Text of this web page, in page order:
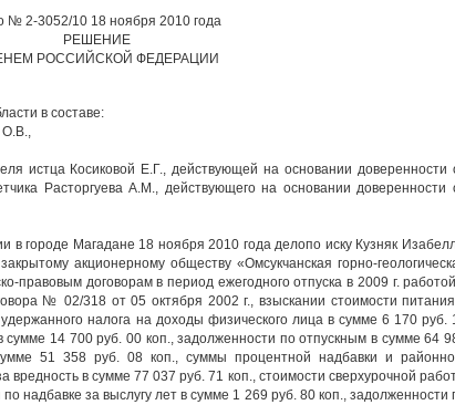
№ 2-3052/10 18 ноября 2010 года
РЕШЕНИЕ
РОССИЙСКОЙ ФЕДЕРАЦИИ
в составе:
О.В.,
истца Косиковой Е.Г., действующей на основании доверенности
Расторгуева А.М., действующего на основании доверенности
в городе Магадане 18 ноября 2010 года делопо иску Кузняк
акционерному обществу «Омсукчанская горно-
правовым договорам в период ежегодного отпуска в 2009 г.
№ 02/318 от 05 октября 2002 г., взыскании стоимости
налога на доходы физического лица в сумме 6 170 руб.
сумме 14 700 руб. 00 коп., задолженности по отпускным в сумме 64
51 358 руб. 08 коп., суммы процентной надбавки и
в сумме 77 037 руб. 71 коп., стоимости сверхурочной
надбавке за выслугу лет в сумме 1 269 руб. 80 коп., задолженности